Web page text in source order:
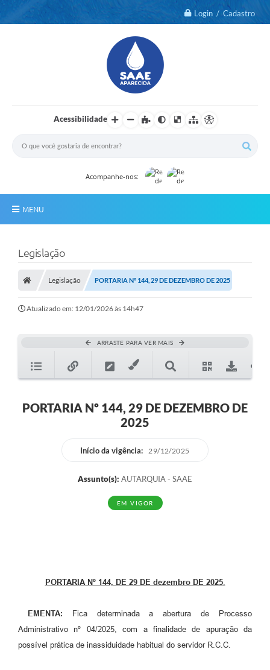
Login / Cadastro
Acessibilidade
Acompanhe-nos:
MENU
2º Via
Ouvidoria
Tarifa de água
Contato
Contas Públicas
Obras
Legislação
Legislação PORTARIA Nº 144, 29 DE DEZEMBRO DE 2025
Atualizado em: 12/01/2026 às 14h47
ARRASTE PARA VER MAIS
PORTARIA Nº 144, 29 DE DEZEMBRO DE
2025
Início da vigência: 29/12/2025
Assunto(s): AUTARQUIA - SAAE
EM VIGOR
PORTARIA Nº 144, DE 29 DE dezembro DE 2025.
EMENTA: Fica determinada a abertura de Processo
Administrativo nº 04/2025, com a finalidade de apuração da
possível prática de inassiduidade habitual do servidor R.C.C.